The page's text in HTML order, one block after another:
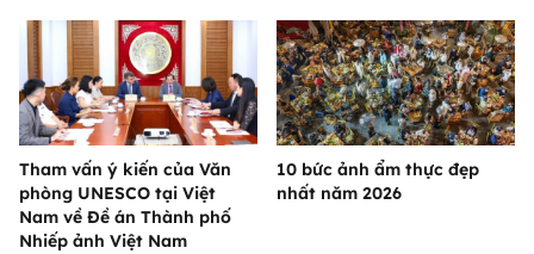
Tham vấn ý kiến của Văn
phòng UNESCO tại Việt
Nam về Đề án Thành phố
Nhiếp ảnh Việt Nam
10 bức ảnh ẩm thực đẹp
nhất năm 2026